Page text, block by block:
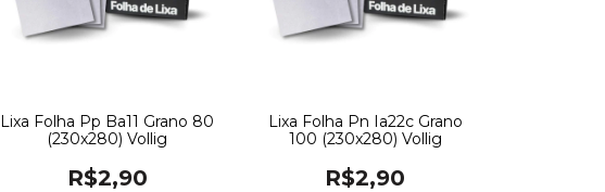
Lixa Folha Pp Ba11 Grano 80
(230x280) Vollig
R$2,90
Lixa Folha Pn Ia22c Grano
100 (230x280) Vollig
R$2,90